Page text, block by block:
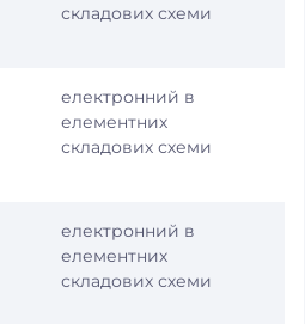
складових схеми
електронний в
елементних
складових схеми
електронний в
елементних
складових схеми